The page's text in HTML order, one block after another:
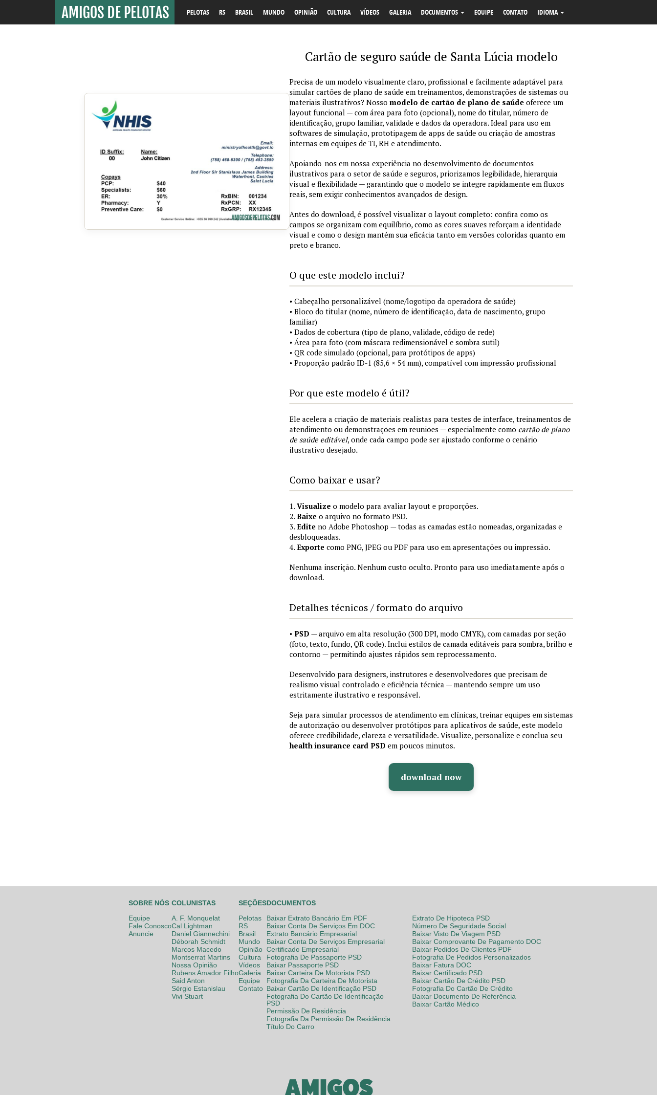
PELOTAS RS BRASIL MUNDO OPINIÃO CULTURA VÍDEOS GALERIA DOCUMENTOS EQUIPE CONTATO IDIOMA
Cartão de seguro saúde de Santa Lúcia modelo
Precisa de um modelo visualmente claro, profissional e facilmente adaptável para
simular cartões de plano de saúde em treinamentos, demonstrações de sistemas ou
materiais ilustrativos? Nosso modelo de cartão de plano de saúde oferece um
layout funcional — com área para foto (opcional), nome do titular, número de
identificação, grupo familiar, validade e dados da operadora. Ideal para uso em
softwares de simulação, prototipagem de apps de saúde ou criação de amostras
internas em equipes de TI, RH e atendimento.
Apoiando-nos em nossa experiência no desenvolvimento de documentos
ilustrativos para o setor de saúde e seguros, priorizamos legibilidade, hierarquia
visual e flexibilidade — garantindo que o modelo se integre rapidamente em fluxos
reais, sem exigir conhecimentos avançados de design.
Antes do download, é possível visualizar o layout completo: confira como os
campos se organizam com equilíbrio, como as cores suaves reforçam a identidade
visual e como o design mantém sua eficácia tanto em versões coloridas quanto em
preto e branco.
O que este modelo inclui?
• Cabeçalho personalizável (nome/logotipo da operadora de saúde)
• Bloco do titular (nome, número de identificação, data de nascimento, grupo
familiar)
• Dados de cobertura (tipo de plano, validade, código de rede)
• Área para foto (com máscara redimensionável e sombra sutil)
• QR code simulado (opcional, para protótipos de apps)
• Proporção padrão ID-1 (85,6 × 54 mm), compatível com impressão profissional
Por que este modelo é útil?
Ele acelera a criação de materiais realistas para testes de interface, treinamentos de
atendimento ou demonstrações em reuniões — especialmente como cartão de plano
de saúde editável, onde cada campo pode ser ajustado conforme o cenário
ilustrativo desejado.
Como baixar e usar?
1. Visualize o modelo para avaliar layout e proporções.
2. Baixe o arquivo no formato PSD.
3. Edite no Adobe Photoshop — todas as camadas estão nomeadas, organizadas e
desbloqueadas.
4. Exporte como PNG, JPEG ou PDF para uso em apresentações ou impressão.
Nenhuma inscrição. Nenhum custo oculto. Pronto para uso imediatamente após o
download.
Detalhes técnicos / formato do arquivo
• PSD — arquivo em alta resolução (300 DPI, modo CMYK), com camadas por seção
(foto, texto, fundo, QR code). Inclui estilos de camada editáveis para sombra, brilho e
contorno — permitindo ajustes rápidos sem reprocessamento.
Desenvolvido para designers, instrutores e desenvolvedores que precisam de
realismo visual controlado e eficiência técnica — mantendo sempre um uso
estritamente ilustrativo e responsável.
Seja para simular processos de atendimento em clínicas, treinar equipes em sistemas
de autorização ou desenvolver protótipos para aplicativos de saúde, este modelo
oferece credibilidade, clareza e versatilidade. Visualize, personalize e conclua seu
health insurance card PSD em poucos minutos.
download now
SOBRE NÓS
Equipe
Fale Conosco
Anuncie
COLUNISTAS
A. F. Monquelat
Cal Lightman
Daniel Giannechini
Déborah Schmidt
Marcos Macedo
Montserrat Martins
Nossa Opinião
Rubens Amador Filho
Said Anton
Sérgio Estanislau
Vivi Stuart
SEÇÕES
Pelotas
RS
Brasil
Mundo
Opinião
Cultura
Vídeos
Galeria
Equipe
Contato
DOCUMENTOS
Baixar Extrato Bancário Em PDF
Baixar Conta De Serviços Em DOC
Extrato Bancário Empresarial
Baixar Conta De Serviços Empresarial
Certificado Empresarial
Fotografia De Passaporte PSD
Baixar Passaporte PSD
Baixar Carteira De Motorista PSD
Fotografia Da Carteira De Motorista
Baixar Cartão De Identificação PSD
Fotografia Do Cartão De Identificação
PSD
Permissão De Residência
Fotografia Da Permissão De Residência
Título Do Carro
Extrato De Hipoteca PSD
Número De Seguridade Social
Baixar Visto De Viagem PSD
Baixar Comprovante De Pagamento DOC
Baixar Pedidos De Clientes PDF
Fotografia De Pedidos Personalizados
Baixar Fatura DOC
Baixar Certificado PSD
Baixar Cartão De Crédito PSD
Fotografia Do Cartão De Crédito
Baixar Documento De Referência
Baixar Cartão Médico